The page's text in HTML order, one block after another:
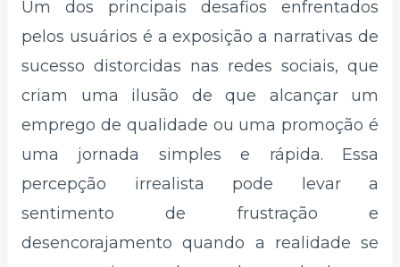
Um dos principais desafios enfrentados
pelos usuários é a exposição a narrativas de
sucesso distorcidas nas redes sociais, que
criam uma ilusão de que alcançar um
emprego de qualidade ou uma promoção é
uma jornada simples e rápida. Essa
percepção irrealista pode levar a
sentimento de frustração e
desencorajamento quando a realidade se